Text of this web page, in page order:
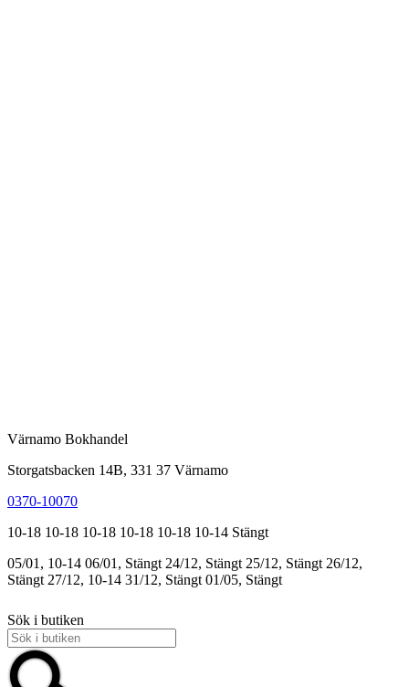
Värnamo Bokhandel
Storgatsbacken 14B, 331 37 Värnamo
0370-10070
10-18 10-18 10-18 10-18 10-18 10-14 Stängt
05/01, 10-14 06/01, Stängt 24/12, Stängt 25/12, Stängt 26/12,
Stängt 27/12, 10-14 31/12, Stängt 01/05, Stängt
Sök i butiken